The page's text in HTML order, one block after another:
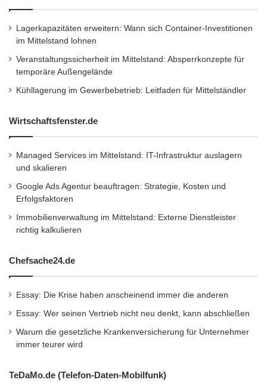
Borussia Dortmund bietet auf 700
Quadratmetern mehrere
Geschicklichkeitsparcours, spannende
Spiele von Fußballgolf und Fußballkegeln
den BVB-Fantruck.
Vorführungen des Rüsselsheimer Hochrad-
Sportvereins.
Kids können auf einer Spezialstrecke ein
Zertifikat als „Testfahrer“ erwerben, ein
Fahrzeug nach ihren Wünschen bemalen
und einen echten Boxenstopp ausführen.
Verkauf von ferngesteuerten RC-Modellen
mit einer großen Versuchsbahn.
Informationsstände der Bereiche Talent
Akquise, Energie@Opel, Umweltschutz,
Lagerkapazitäten erweitern: Wann sich Container-Investitionen
im Mittelstand lohnen
Veranstaltungssicherheit im Mittelstand: Absperrkonzepte für
temporäre Außengelände
Kühllagerung im Gewerbebetrieb: Leitfaden für Mittelständler
Wirtschaftsfenster.de
Managed Services im Mittelstand: IT-Infrastruktur auslagern
und skalieren
Google Ads Agentur beauftragen: Strategie, Kosten und
Erfolgsfaktoren
Immobilienverwaltung im Mittelstand: Externe Dienstleister
richtig kalkulieren
Chefsache24.de
Essay: Die Krise haben anscheinend immer die anderen
Essay: Wer seinen Vertrieb nicht neu denkt, kann abschließen
Warum die gesetzliche Krankenversicherung für Unternehmer
immer teurer wird
TeDaMo.de (Telefon-Daten-Mobilfunk)